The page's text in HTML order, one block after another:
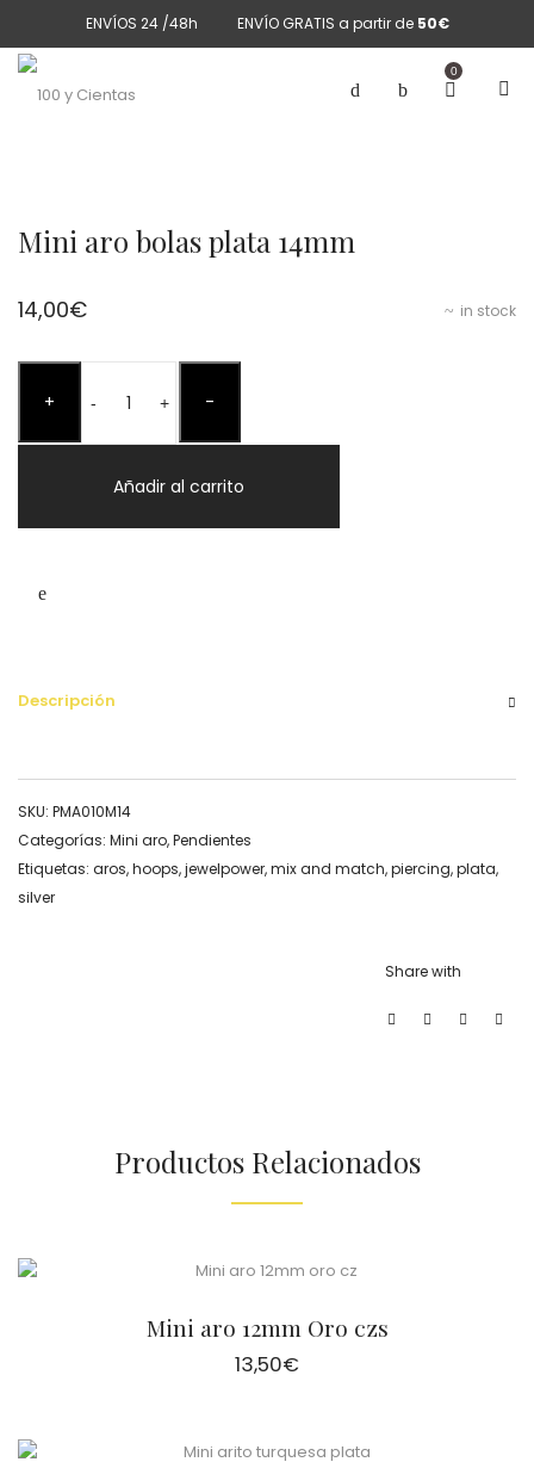
ENVÍOS 24 /48h ENVÍO GRATIS a partir de 50€
0
Mini aro bolas plata 14mm
in stock
14,00€
+ -aro
14mm
+ -
Añadir al carrito
Descripción
SKU: PMA010M14
Categorías: Mini aro,Pendientes
Etiquetas: aros,hoops,jewelpower,mix and match,piercing,plata,
silver
Share with
Productos Relacionados
Mini aro 12mm Oro czs
13,50€